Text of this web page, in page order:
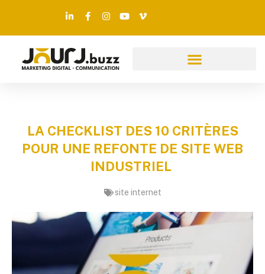
LA CHECKLIST DES 10 CRITÈRES
POUR UNE REFONTE DE SITE WEB
INDUSTRIEL
site internet